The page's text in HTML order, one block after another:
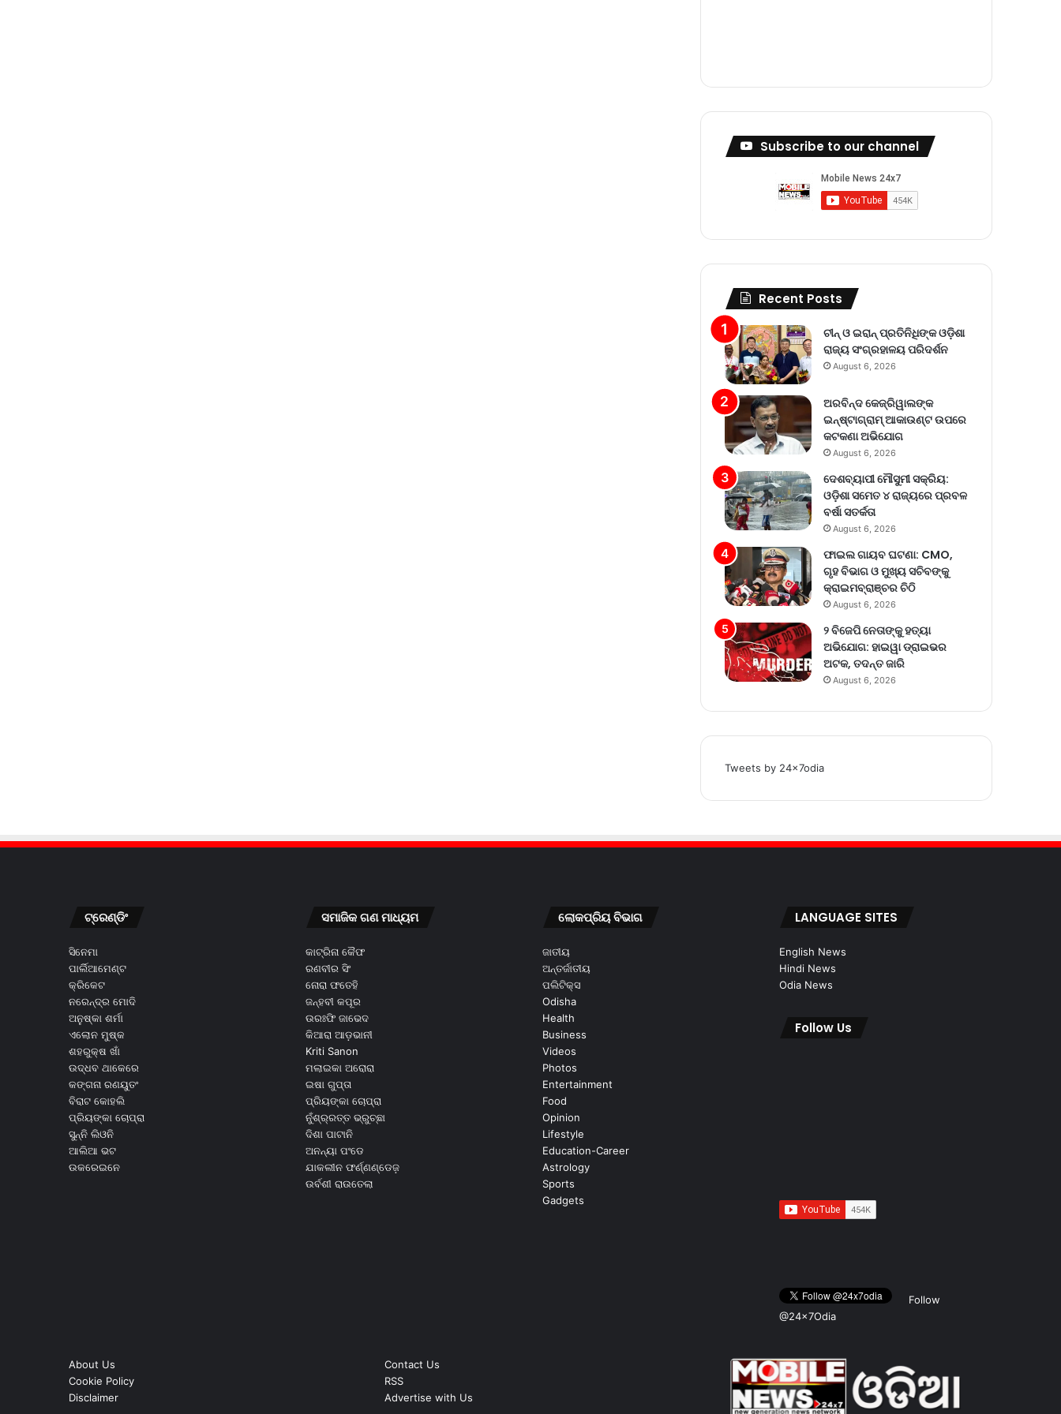
Subscribe to our channel
Recent Posts
ଚୀନ୍ ଓ ଇରାନ୍ ପ୍ରତିନିଧିଙ୍କ ଓଡ଼ିଶା
ରାଜ୍ୟ ସଂଗ୍ରହାଳୟ ପରିଦର୍ଶନ
August 6, 2026
ଅରବିନ୍ଦ କେଜ୍ରିୱାଲଙ୍କ
ଇନ୍‌ଷ୍ଟାଗ୍ରାମ୍ ଆକାଉଣ୍ଟ ଉପରେ
କଟକଣା ଅଭିଯୋଗ
August 6, 2026
ଦେଶବ୍ୟାପୀ ମୌସୁମୀ ସକ୍ରିୟ:
ଓଡ଼ିଶା ସମେତ ୪ ରାଜ୍ୟରେ ପ୍ରବଳ
ବର୍ଷା ସତର୍କତା
August 6, 2026
ଫାଇଲ ଗାୟବ ଘଟଣା: CMO,
ଗୃହ ବିଭାଗ ଓ ମୁଖ୍ୟ ସଚିବଙ୍କୁ
କ୍ରାଇମବ୍ରାଞ୍ଚର ଚିଠି
August 6, 2026
୨ ବିଜେପି ନେତାଙ୍କୁ ହତ୍ୟା
ଅଭିଯୋଗ: ହାଇୱା ଡ୍ରାଇଭର
ଅଟକ, ତଦନ୍ତ ଜାରି
August 6, 2026
Tweets by 24x7odia
ଟ୍ରେଣ୍ଡିଂ
ସିନେମା
ପାର୍ଲିଆମେଣ୍ଟ
କ୍ରିକେଟ
ନରେନ୍ଦ୍ର ମୋଦି
ଅନୁଷ୍କା ଶର୍ମା
ଏଲୋନ ମୁଷ୍କ
ଶହରୁକ୍ଷ ଖାଁ
ଉଦ୍ଧବ ଥାକେରେ
କଙ୍ଗନା ରଣୟୁତଂ
ବିରାଟ କୋହଲି
ପ୍ରିୟଙ୍କା ଚୋପ୍ରା
ସୁନ୍ନି ଲିଓନି
ଆଲିଆ ଭଟ
ଉକରେଇନେ
ସମାଜିକ ଗଣ ମାଧ୍ୟମ
କାଟ୍ରିନା କୈଫ
ରଣବୀର ସିଂ
ନୋରା ଫତେହି
ଜନ୍ହବୀ କପୂର
ଉରଃଫି ଜାଭେଦ
କିଆରା ଆଡ଼ଭାନୀ
Kriti Sanon
ମଲାଇକା ଅରୋରା
ଇଷା ଗୁପ୍ତା
ପ୍ରିୟଙ୍କା ଚୋପ୍ରା
ନୁଁଶ୍ର୍ରତ୍ତ ଭ୍ରୁଚ୍ଛା
ଦିଶା ପାଟାନି
ଅନନ୍ୟା ପଂଡେ
ଯାକଲୀନ ଫର୍ଣ୍ଣଣ୍ଡେଜ଼
ଉର୍ବଶୀ ରାଉତେଲା
ଲୋକପ୍ରିୟ ବିଭାଗ
ଜାତୀୟ
ଅନ୍ତର୍ଜାତୀୟ
ପଲିଟିକ୍ସ
Odisha
Health
Business
Videos
Photos
Entertainment
Food
Opinion
Lifestyle
Education-Career
Astrology
Sports
Gadgets
LANGUAGE SITES
English News
Hindi News
Odia News
Follow Us
Follow
@24x7Odia
About Us
Cookie Policy
Disclaimer
Contact Us
RSS
Advertise with Us